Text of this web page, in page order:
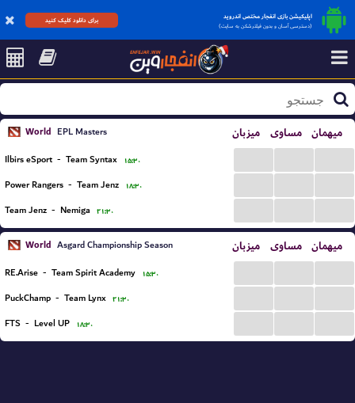
اپلیکیشن بازی انفجار مختص اندروید
(دسترسی آسان و بدون فیلترشکن به سایت)
برای دانلود کلیک کنید
World EPL Masters میزبان مساوی میهمان
Ilbirs eSport - Team Syntax ۱۵:۳۰
Power Rangers - Team Jenz ۱۸:۳۰
Team Jenz - Nemiga ۲۱:۳۰
World Asgard Championship Season میزبان مساوی میهمان
RE.Arise - Team Spirit Academy ۱۵:۳۰
PuckChamp - Team Lynx ۲۱:۳۰
FTS - Level UP ۱۸:۳۰